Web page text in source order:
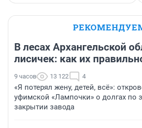
В лесах Архангельской
лисичек: как их
9 часов 13 122 4
«Я потерял жену, детей, всё»:
уфимской «Лампочки» о долгах по
закрытии завода